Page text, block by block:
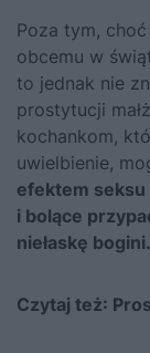
Poza tym,
obcemu w
to jednak nie
prostytucji
kochankom,
uwielbienie,
efektem seksu
i bolące
niełaskę bogini.
Czytaj też: